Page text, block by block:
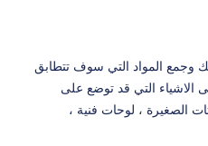
وجمع المواد التي سوف تتطابق
الاشياء التي قد توضع على
الصغيرة ، لوحات فنية ،